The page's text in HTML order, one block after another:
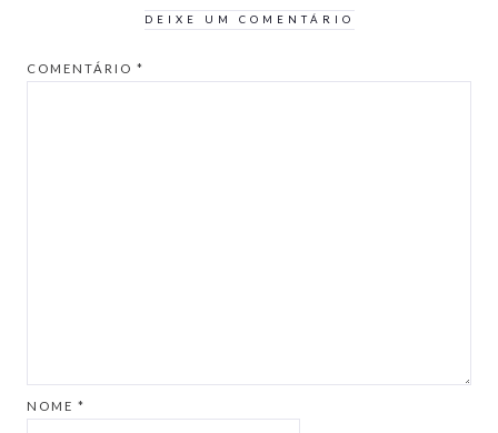
DEIXE UM COMENTÁRIO
COMENTÁRIO *
NOME *